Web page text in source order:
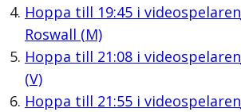
Hoppa till 19:45i videospelaren
Roswall (M)
Hoppa till 21:08i videospelaren
(V)
Hoppa till 21:55i videospelaren